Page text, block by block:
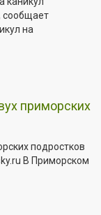
сообщает
на
приморских
подростков
В Приморском